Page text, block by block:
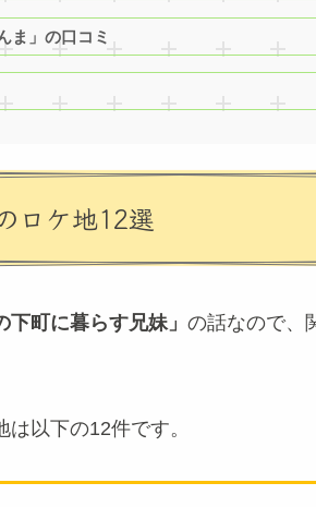
ま」の口コミ
ロケ地12選
下町に暮らす兄妹」 の話なので、
以下の12件です。